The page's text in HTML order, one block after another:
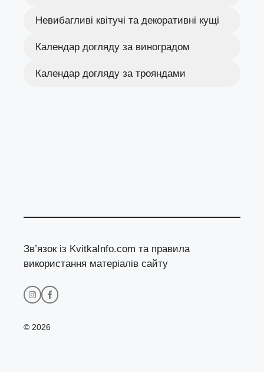
Невибагливі квітучі та декоративні кущі
Календар догляду за виноградом
Календар догляду за трояндами
Зв’язок із KvitkaInfo.com та правила
використання матеріалів сайту
© 2026